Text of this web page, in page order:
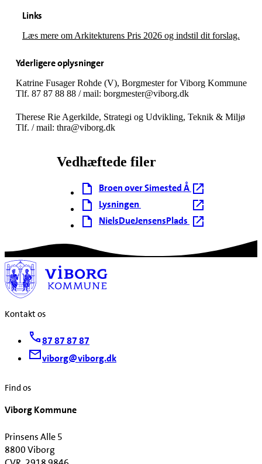
Links
Læs mere om Arkitekturens Pris 2026 og indstil dit forslag.
Yderligere oplysninger
Katrine Fusager Rohde (V), Borgmester for Viborg Kommune
Tlf. 87 87 88 88 / mail: borgmester@viborg.dk
Therese Rie Agerkilde, Strategi og Udvikling, Teknik & Miljø
Tlf. / mail: thra@viborg.dk
Vedhæftede filer
Broen over Simested Å
Lysningen
NielsDueJensensPlads
Kontakt os
87 87 87 87
viborg@viborg.dk
Find os
Viborg Kommune
Prinsens Alle 5
8800 Viborg